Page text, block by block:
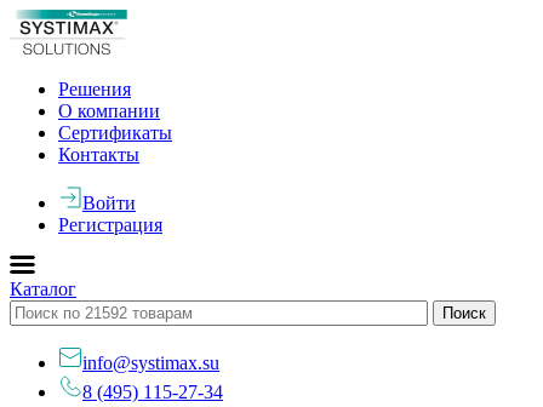
Решения
О компании
Сертификаты
Контакты
Войти
Регистрация
Каталог
info@systimax.su
8 (495) 115-27-34